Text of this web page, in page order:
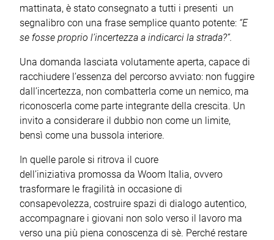
mattinata, è stato consegnato a tutti i presenti un
segnalibro con una frase semplice quanto potente: “E
se fosse proprio l’incertezza a indicarci la strada?”.
Una domanda lasciata volutamente aperta, capace di
racchiudere l’essenza del percorso avviato: non fuggire
dall’incertezza, non combatterla come un nemico, ma
riconoscerla come parte integrante della crescita. Un
invito a considerare il dubbio non come un limite,
bensì come una bussola interiore.
In quelle parole si ritrova il cuore
dell’iniziativa promossa da Woom Italia, ovvero
trasformare le fragilità in occasione di
consapevolezza, costruire spazi di dialogo autentico,
accompagnare i giovani non solo verso il lavoro ma
verso una più piena conoscenza di sè. Perché restare